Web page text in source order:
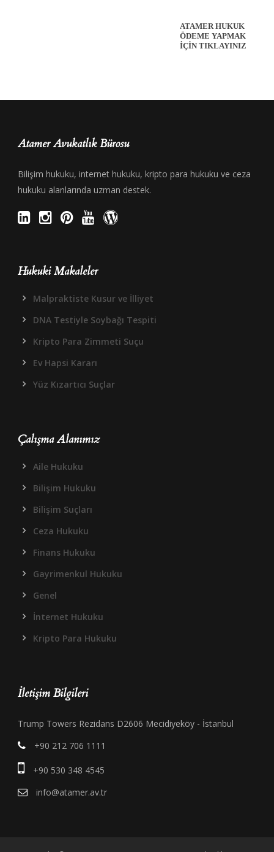
ATAMER HUKUK
ÖDEME YAPMAK
İÇİN TIKLAYINIZ
Atamer Avukatlık Bürosu
Bilişim hukuku, internet hukuku, kripto para hukuku ve ceza
hukuku alanlarında uzman destek.
Hukuki Makaleler
Malpraktiste Kusur ve İlliyet
DNA Testiyle Soybağı Tespiti
Kripto Para Zimmeti Suçu
Ev Hapsi Kararı
Yüz Kızartıcı Suçlar
Çalışma Alanımız
Aile Hukuku
Bilişim Hukuku
Bilişim Suçları
Ceza Hukuku
Finans Hukuku
Gayrimenkul Hukuku
Genel
İnternet Hukuku
Kripto Para Hukuku
İletişim Bilgileri
Trump Towers Rezidans D2606 Mecidiyeköy - İstanbul
+90 212 706 1111
+90 530 348 4545
info@atamer.av.tr